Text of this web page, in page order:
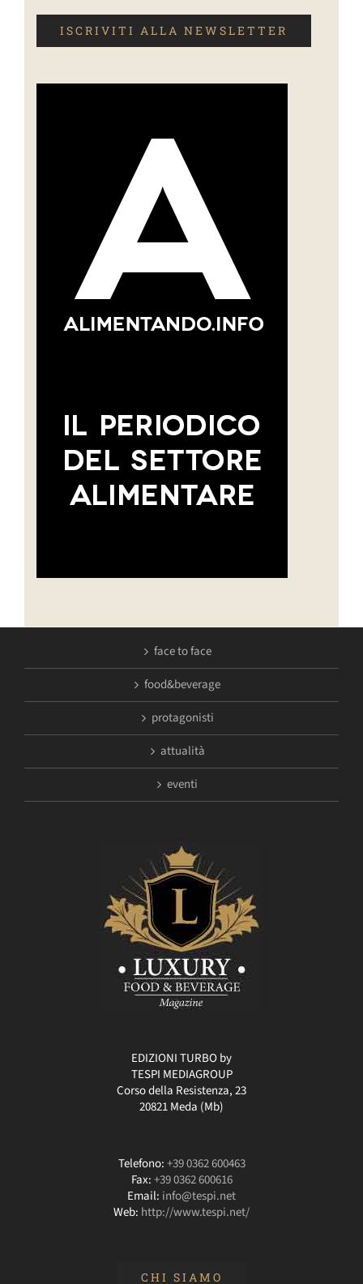
ISCRIVITI ALLA NEWSLETTER
face to face
food&beverage
protagonisti
attualità
eventi
EDIZIONI TURBO by
TESPI MEDIAGROUP
Corso della Resistenza, 23
20821 Meda (Mb)
Telefono:+39 0362 600463
Fax:+39 0362 600616
Email: info@tespi.net
Web: http://www.tespi.net/
CHI SIAMO